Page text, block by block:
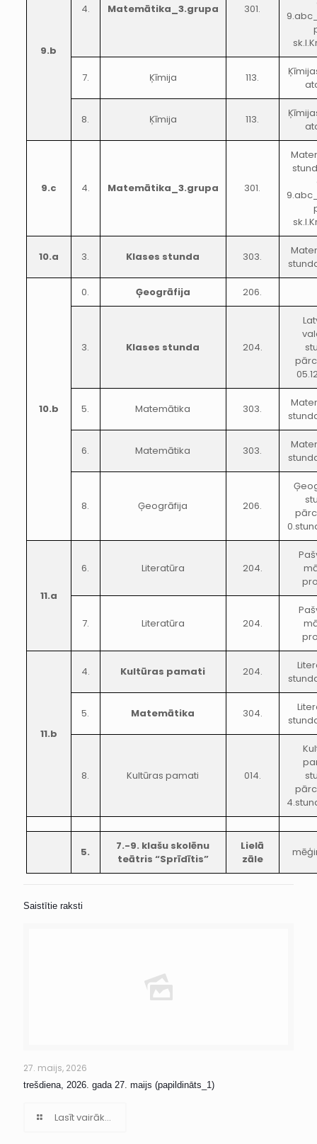
9.b
4. Matemātika_3.grupa 301.
7. Ķīmija 113.
8. Ķīmija 113.
9.c 4. Matemātika_3.grupa 301.
10.a 3. Klases stunda 303.
10.b
0. Ģeogrāfija 206.
3. Klases stunda 204.
5. Matemātika 303.
6. Matemātika 303.
8. Ģeogrāfija 206.
11.a
6. Literatūra 204.
7. Literatūra 204.
11.b
4. Kultūras pamati 204.
5. Matemātika 304.
8. Kultūras pamati 014.
5.
7.-9. klašu skolēnu
teātris “Sprīdītis”
Lielā
zāle
Saistītie raksti
27. maijs, 2026
trešdiena, 2026. gada 27. maijs (papildināts_1)
Lasīt vairāk...